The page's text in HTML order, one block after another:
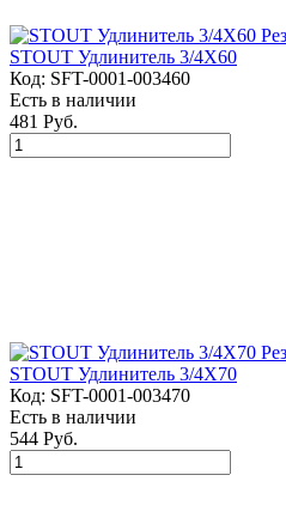
STOUT Удлинитель 3/4X60
Код: SFT-0001-003460
Есть в наличии
481 Руб.
STOUT Удлинитель 3/4X70
Код: SFT-0001-003470
Есть в наличии
544 Руб.